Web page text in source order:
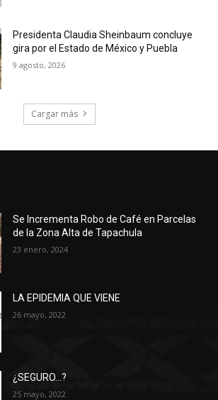
Presidenta Claudia Sheinbaum concluye
gira por el Estado de México y Puebla
9 agosto, 2026
Cargar más
Se Incrementa Robo de Café en Parcelas
de la Zona Alta de Tapachula
23 enero, 2024
LA EPIDEMIA QUE VIENE
26 mayo, 2022
¿SEGURO…?
25 mayo, 2022